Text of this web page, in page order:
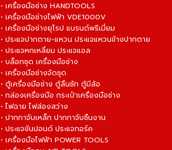
• เครื่องมือช่าง HANDTOOLS
• เครื่องมือช่างไฟฟ้า VDE1000V
• เครื่องมือช่างยุโรป แบรนด์พรีเมี่ยม
• ประแจปากตาย-แหวน ประแจแหวนข้างปากตาย
• ประแจหกเหลี่ยม ประแจแอล
• บล็อกชุด เครื่องมือช่าง
• เครื่องมือช่างจัดชุด
• ตู้เครื่องมือช่าง ตู้ลิ้นชัก ตู้มีล้อ
• กล่องเครื่องมือ กระเป๋าเครื่องมือช่าง
• ไฟฉาย ไฟส่องสว่าง
• ปากกาจับเหล็ก ปากกาจับชิ้นงาน
• ประแจขันปอนด์ ประแจทอร์ค
• เครื่องมือไฟฟ้า POWER TOOLS